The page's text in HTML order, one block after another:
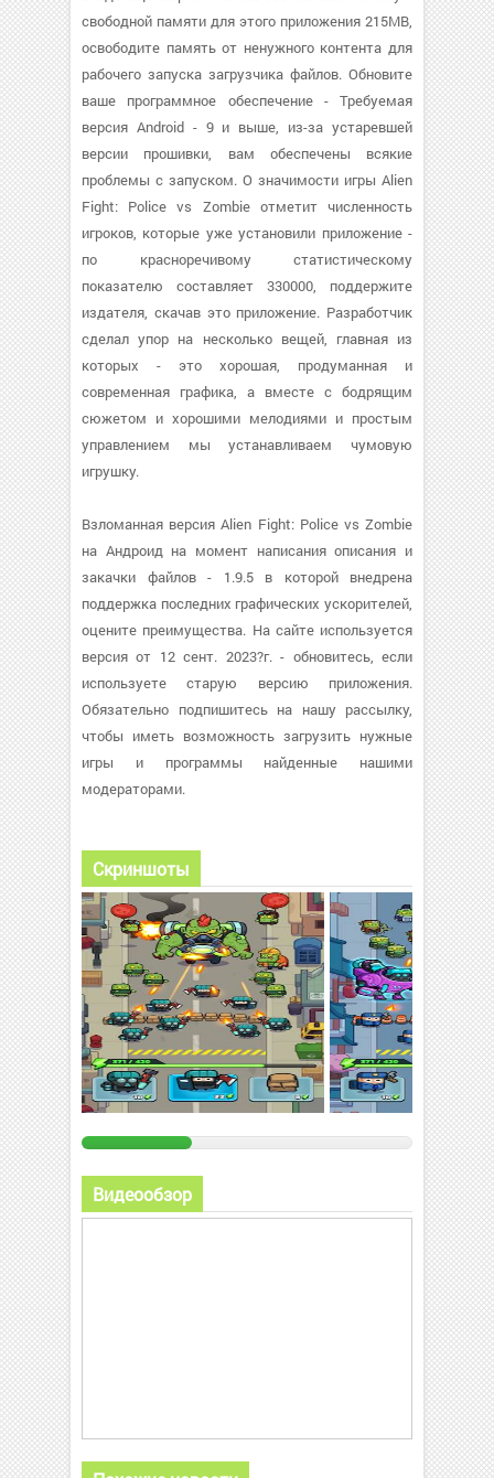
свободной памяти для этого приложения 215MB,
освободите память от ненужного контента для
рабочего запуска загрузчика файлов. Обновите
ваше программное обеспечение - Требуемая
версия Android - 9 и выше, из-за устаревшей
версии прошивки, вам обеспечены всякие
проблемы с запуском. О значимости игры Alien
Fight: Police vs Zombie отметит численность
игроков, которые уже установили приложение -
по красноречивому статистическому
показателю составляет 330000, поддержите
издателя, скачав это приложение. Разработчик
сделал упор на несколько вещей, главная из
которых - это хорошая, продуманная и
современная графика, а вместе с бодрящим
сюжетом и хорошими мелодиями и простым
управлением мы устанавливаем чумовую
игрушку.
Взломанная версия Alien Fight: Police vs Zombie
на Андроид на момент написания описания и
закачки файлов - 1.9.5 в которой внедрена
поддержка последних графических ускорителей,
оцените преимущества. На сайте используется
версия от 12 сент. 2023?г. - обновитесь, если
используете старую версию приложения.
Обязательно подпишитесь на нашу рассылку,
чтобы иметь возможность загрузить нужные
игры и программы найденные нашими
модераторами.
Скриншоты
Видеообзор